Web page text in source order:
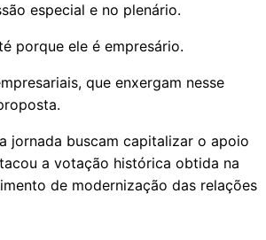
especial e no plenário.
porque ele é empresário.
que enxergam nesse
jornada buscam capitalizar o apoio
a votação histórica obtida na
de modernização das relações